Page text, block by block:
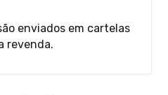
enviados em cartelas
revenda.